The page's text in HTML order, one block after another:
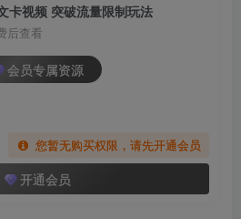
卡视频 突破流量限制玩法
后查看
会员专属资源
您暂无购买权限，请先开通会员
开通会员